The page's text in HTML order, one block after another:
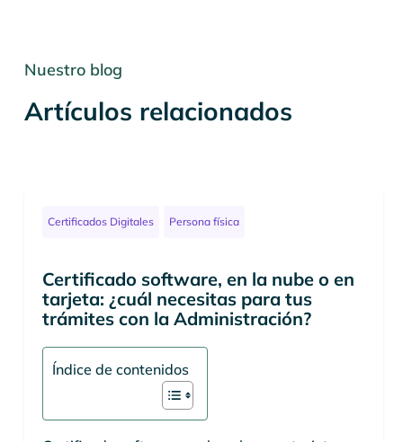
Nuestro blog
Artículos relacionados
Certificados Digitales Persona física
Certificado software, en la nube o en
tarjeta: ¿cuál necesitas para tus
trámites con la Administración?
Índice de contenidos